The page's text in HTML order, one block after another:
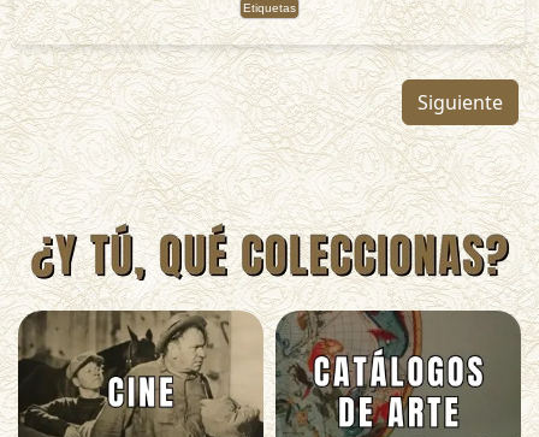
Etiquetas
Siguiente